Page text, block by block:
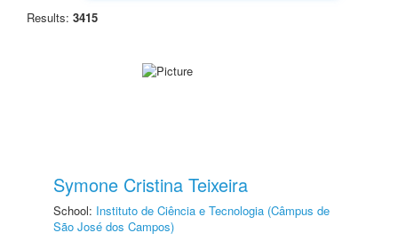
Results: 3415
Symone Cristina Teixeira
School: Instituto de Ciência e Tecnologia (Câmpus de
São José dos Campos)